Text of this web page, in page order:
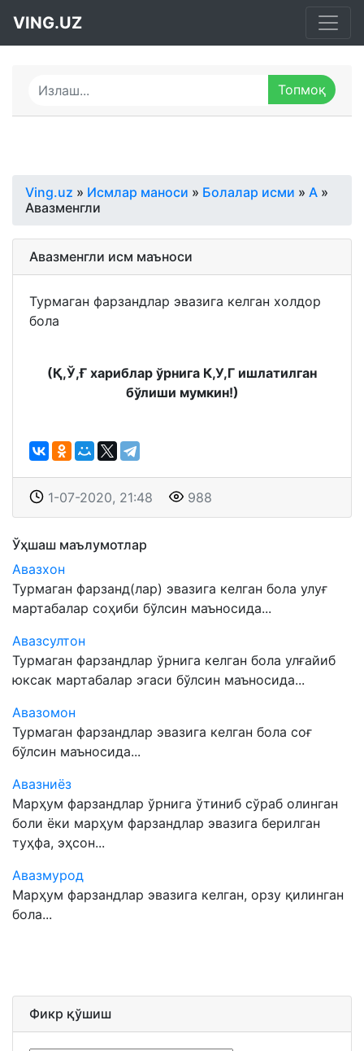
VING.UZ
Ving.uz » Исмлар маноси » Болалар исми » А »
Авазменгли
Авазменгли исм маъноси
Турмаган фарзандлар эвазига келган холдор
бола
(Қ,Ў,Ғ хариблар ўрнига К,У,Г ишлатилган
бўлиши мумкин!)
1-07-2020, 21:48 988
Ўҳшаш маълумотлар
Авазхон
Турмаган фарзанд(лар) эвазига келган бола улуғ
мартабалар соҳиби бўлсин маъносида...
Авазсултон
Турмаган фарзандлар ўрнига келган бола улғайиб
юксак мартабалар эгаси бўлсин маъносида...
Авазомон
Турмаган фарзандлар эвазига келган бола соғ
бўлсин маъносида...
Авазниёз
Марҳум фарзандлар ўрнига ўтиниб сўраб олинган
боли ёки марҳум фарзандлар эвазига берилган
туҳфа, эҳсон...
Авазмурод
Марҳум фарзандлар эвазига келган, орзу қилинган
бола...
Фикр қўшиш